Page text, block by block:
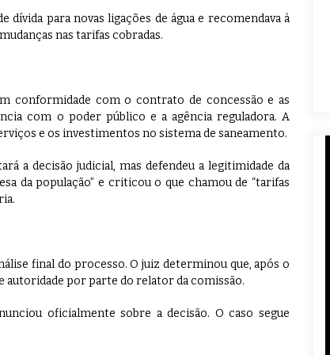
para novas ligações de água e recomendava à
nas tarifas cobradas.
conformidade com o contrato de concessão e as
com o poder público e a agência reguladora. A
e os investimentos no sistema de saneamento.
a decisão judicial, mas defendeu a legitimidade da
da população” e criticou o que chamou de “tarifas
final do processo. O juiz determinou que, após o
autoridade por parte do relator da comissão.
oficialmente sobre a decisão. O caso segue